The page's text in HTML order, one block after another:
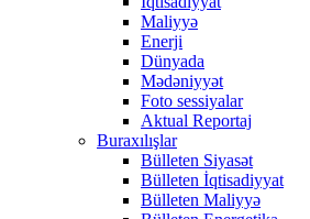
Maliyyə
Enerji
Dünyada
Mədəniyyət
Foto sessiyalar
Aktual Reportaj
Buraxılışlar
Bülleten Siyasət
Bülleten İqtisadiyyat
Bülleten Maliyyə